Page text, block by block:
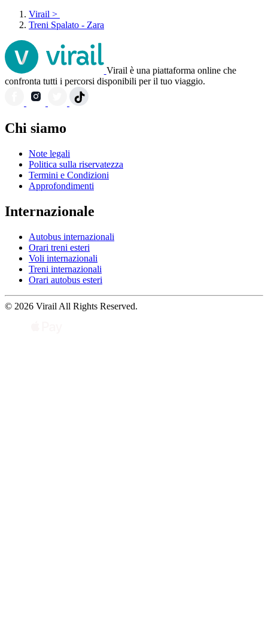
Virail >
Treni Spalato - Zara
Virail è una piattaforma online che
confronta tutti i percorsi disponibili per il tuo viaggio.
Chi siamo
Note legali
Politica sulla riservatezza
Termini e Condizioni
Approfondimenti
Internazionale
Autobus internazionali
Orari treni esteri
Voli internazionali
Treni internazionali
Orari autobus esteri
© 2026 Virail All Rights Reserved.